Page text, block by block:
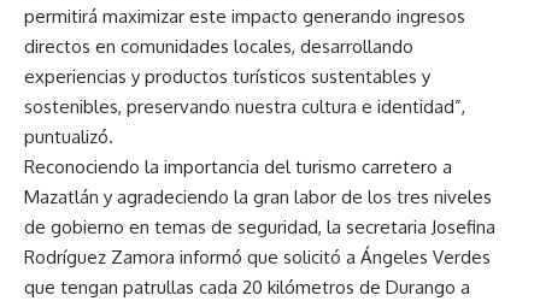
permitirá maximizar este impacto generando ingresos
directos en comunidades locales, desarrollando
experiencias y productos turísticos sustentables y
sostenibles, preservando nuestra cultura e identidad”,
puntualizó.
Reconociendo la importancia del turismo carretero a
Mazatlán y agradeciendo la gran labor de los tres niveles
de gobierno en temas de seguridad, la secretaria Josefina
Rodríguez Zamora informó que solicitó a Ángeles Verdes
que tengan patrullas cada 20 kilómetros de Durango a